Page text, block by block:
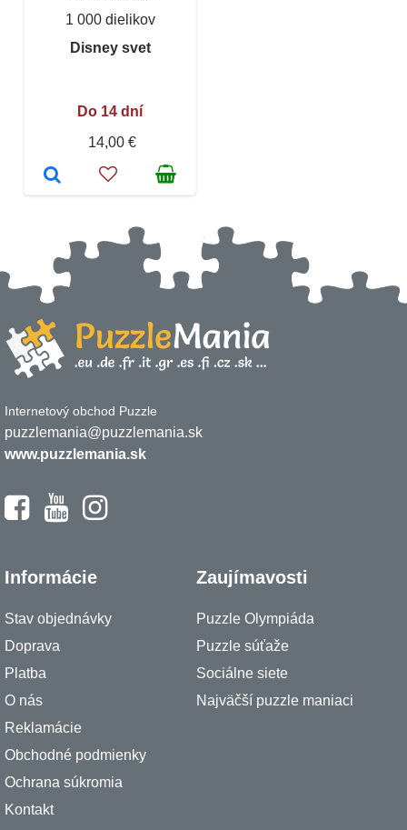
1 000 dielikov
Disney svet
Do 14 dní
14,00 €
Internetový obchod Puzzle
puzzlemania@puzzlemania.sk
www.puzzlemania.sk
Informácie
Stav objednávky
Doprava
Platba
O nás
Reklamácie
Obchodné podmienky
Ochrana súkromia
Kontakt
Zaujímavosti
Puzzle Olympiáda
Puzzle súťaže
Sociálne siete
Najväčší puzzle maniaci